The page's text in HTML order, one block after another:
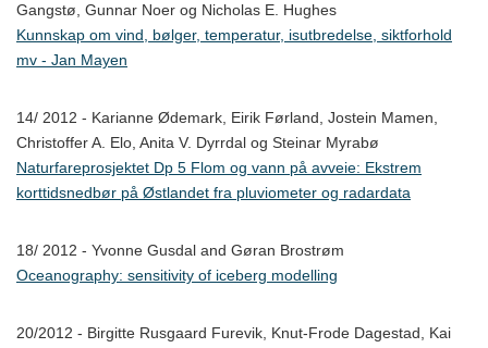
Gangstø, Gunnar Noer og Nicholas E. Hughes
Kunnskap om vind, bølger, temperatur, isutbredelse, siktforhold
mv - Jan Mayen
14/ 2012 - Karianne Ødemark, Eirik Førland, Jostein Mamen,
Christoffer A. Elo, Anita V. Dyrrdal og Steinar Myrabø
Naturfareprosjektet Dp 5 Flom og vann på avveie: Ekstrem
korttidsnedbør på Østlandet fra pluviometer og radardata
18/ 2012 - Yvonne Gusdal and Gøran Brostrøm
Oceanography: sensitivity of iceberg modelling
20/2012 - Birgitte Rusgaard Furevik, Knut-Frode Dagestad, Kai